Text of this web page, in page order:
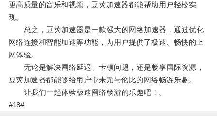
更高质量的音乐和视频，豆荚加速器都能帮助用户轻松实
现。
总之，豆荚加速器是一款强大的网络加速器，通过优化
网络连接和智能加速等功能，为用户提供了极速、畅快的上
网体验。
无论是解决网络延迟、卡顿问题，还是畅享国际资源，
豆荚加速器都能够给用户带来无与伦比的网络畅游乐趣。
让我们一起体验极速网络畅游的乐趣吧！。
#18#